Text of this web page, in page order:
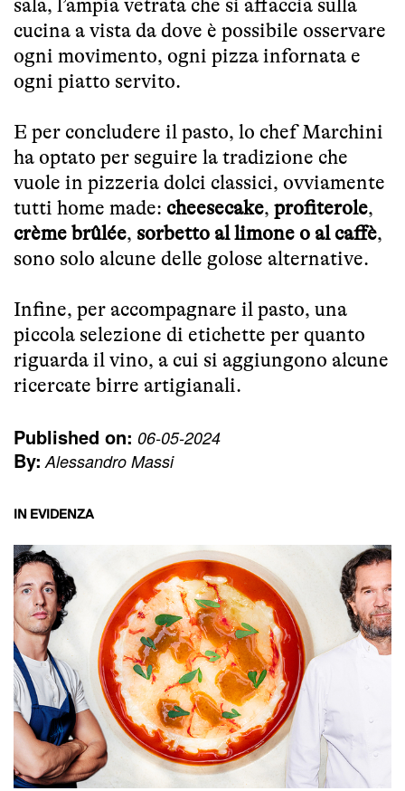
sala, l’ampia vetrata che si affaccia sulla
cucina a vista da dove è possibile osservare
ogni movimento, ogni pizza infornata e
ogni piatto servito.
E per concludere il pasto, lo chef Marchini
ha optato per seguire la tradizione che
vuole in pizzeria dolci classici, ovviamente
tutti home made: cheesecake, profiterole,
crème brûlée, sorbetto al limone o al caffè,
sono solo alcune delle golose alternative.
Infine, per accompagnare il pasto, una
piccola selezione di etichette per quanto
riguarda il vino, a cui si aggiungono alcune
ricercate birre artigianali.
Published on: 06-05-2024
By: Alessandro Massi
IN EVIDENZA